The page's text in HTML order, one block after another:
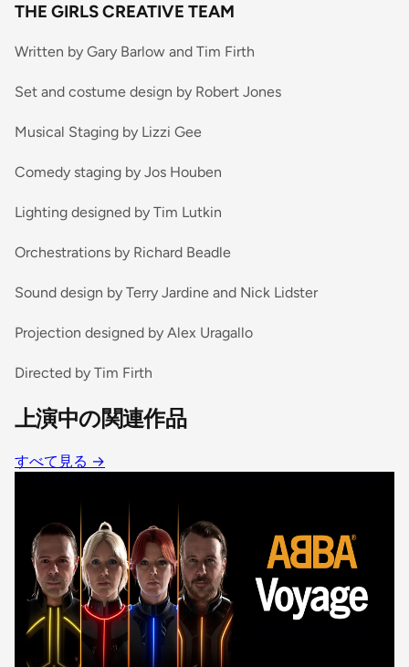
THE GIRLS CREATIVE TEAM
Written by Gary Barlow and Tim Firth
Set and costume design by Robert Jones
Musical Staging by Lizzi Gee
Comedy staging by Jos Houben
Lighting designed by Tim Lutkin
Orchestrations by Richard Beadle
Sound design by Terry Jardine and Nick Lidster
Projection designed by Alex Uragallo
Directed by Tim Firth
上演中の関連作品
すべて見る →